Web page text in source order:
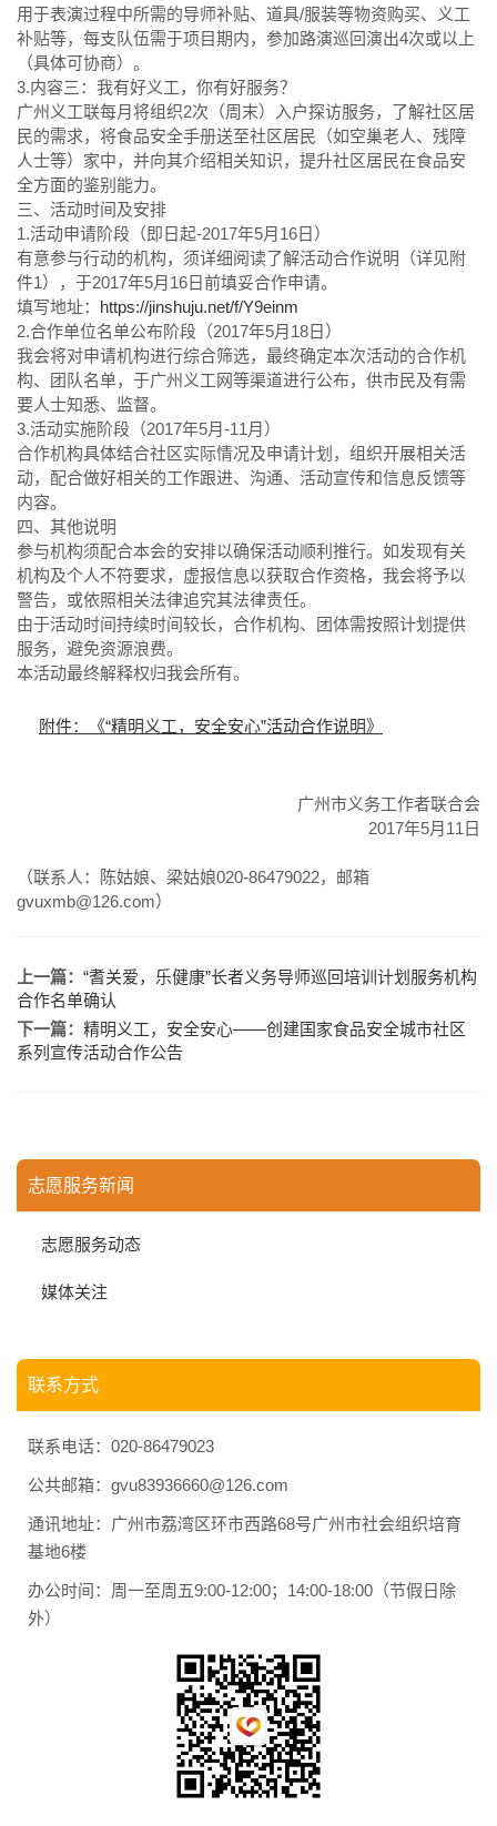
用于表演过程中所需的导师补贴、道具/服装等物资购买、义工
补贴等，每支队伍需于项目期内，参加路演巡回演出4次或以上
（具体可协商）。
3.内容三：我有好义工，你有好服务？
广州义工联每月将组织2次（周末）入户探访服务，了解社区居
民的需求，将食品安全手册送至社区居民（如空巢老人、残障
人士等）家中，并向其介绍相关知识，提升社区居民在食品安
全方面的鉴别能力。
三、活动时间及安排
1.活动申请阶段（即日起-2017年5月16日）
有意参与行动的机构，须详细阅读了解活动合作说明（详见附
件1），于2017年5月16日前填妥合作申请。
填写地址： https://jinshuju.net/f/Y9einm
2.合作单位名单公布阶段（2017年5月18日）
我会将对申请机构进行综合筛选，最终确定本次活动的合作机
构、团队名单，于广州义工网等渠道进行公布，供市民及有需
要人士知悉、监督。
3.活动实施阶段（2017年5月-11月）
合作机构具体结合社区实际情况及申请计划，组织开展相关活
动，配合做好相关的工作跟进、沟通、活动宣传和信息反馈等
内容。
四、其他说明
参与机构须配合本会的安排以确保活动顺利推行。如发现有关
机构及个人不符要求，虚报信息以获取合作资格，我会将予以
警告，或依照相关法律追究其法律责任。
由于活动时间持续时间较长，合作机构、团体需按照计划提供
服务，避免资源浪费。
本活动最终解释权归我会所有。
附件：《“精明义工，安全安心”活动合作说明》
广州市义务工作者联合会
2017年5月11日
（联系人：陈姑娘、梁姑娘020-86479022，邮箱
gvuxmb@126.com）
上一篇： “耆关爱，乐健康”长者义务导师巡回培训计划服务机构
合作名单确认
下一篇： 精明义工，安全安心——创建国家食品安全城市社区
系列宣传活动合作公告
志愿服务新闻
志愿服务动态
媒体关注
联系方式
联系电话：020-86479023
公共邮箱：gvu83936660@126.com
通讯地址：广州市荔湾区环市西路68号广州市社会组织培育
基地6楼
办公时间：周一至周五9:00-12:00；14:00-18:00（节假日除
外）